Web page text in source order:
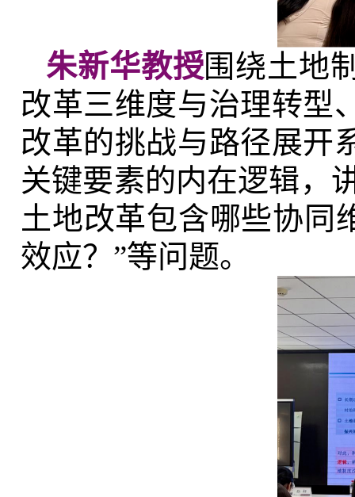
朱新华教授围绕土地
改革三维度与治理转型
改革的挑战与路径展开
关键要素的内在逻辑，
土地改革包含哪些协同
效应？”等问题。